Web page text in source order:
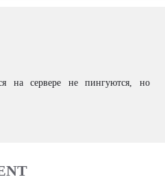
на сервере не пингуются, но